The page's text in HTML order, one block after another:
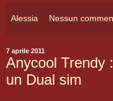
Alessia Nessun
7 aprile 2011
Anycool Trendy
un Dual sim